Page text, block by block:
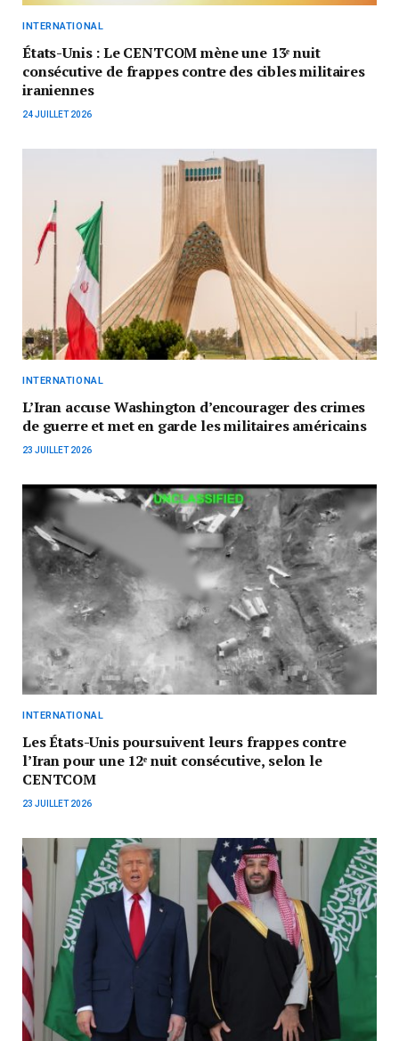
INTERNATIONAL
États-Unis : Le CENTCOM mène une 13ᵉ nuit
consécutive de frappes contre des cibles militaires
iraniennes
24 JUILLET 2026
INTERNATIONAL
L’Iran accuse Washington d’encourager des crimes
de guerre et met en garde les militaires américains
23 JUILLET 2026
INTERNATIONAL
Les États-Unis poursuivent leurs frappes contre
l’Iran pour une 12ᵉ nuit consécutive, selon le
CENTCOM
23 JUILLET 2026